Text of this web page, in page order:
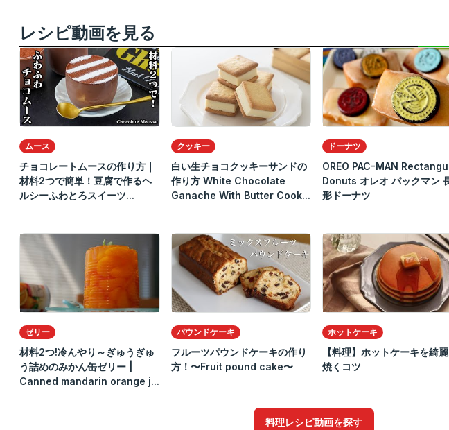
レシピ動画を見る
ムース
チョコレートムースの作り方｜
材料2つで簡単！豆腐で作るヘ
ルシーふわとろスイーツ...
クッキー
白い生チョコクッキーサンドの
作り方 White Chocolate
Ganache With Butter Cook...
ドーナツ
OREO PAC-MAN
Donuts オレオ パックマン
形ドーナツ
ゼリー
材料2つ!冷んやり～ぎゅうぎゅ
う詰めのみかん缶ゼリー |
Canned mandarin orange j...
パウンドケーキ
フルーツパウンドケーキの作り
方！〜Fruit pound cake〜
ホットケーキ
【料理】ホットケーキを綺
焼くコツ
料理レシピ動画を探す